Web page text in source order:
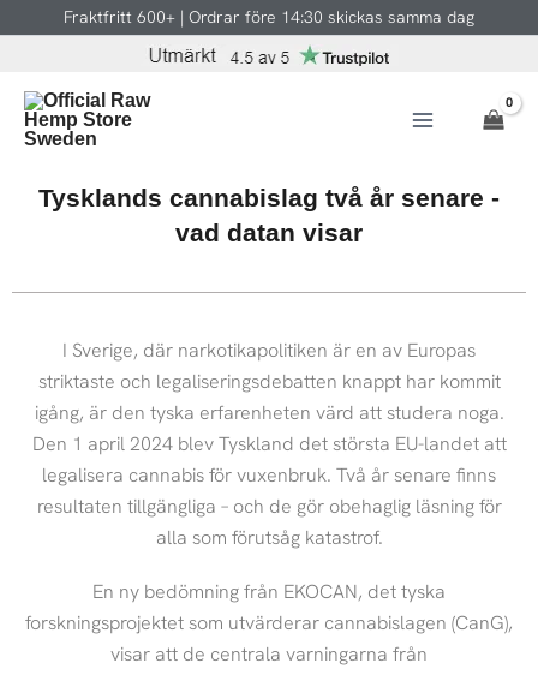
Fraktfritt 600+ | Ordrar före 14:30 skickas samma dag
Tysklands cannabislag två år senare -
vad datan visar
I Sverige, där narkotikapolitiken är en av Europas
striktaste och legaliseringsdebatten knappt har kommit
igång, är den tyska erfarenheten värd att studera noga.
Den 1 april 2024 blev Tyskland det största EU-landet att
legalisera cannabis för vuxenbruk. Två år senare finns
resultaten tillgängliga – och de gör obehaglig läsning för
alla som förutsåg katastrof.
En ny bedömning från EKOCAN, det tyska
forskningsprojektet som utvärderar cannabislagen (CanG),
visar att de centrala varningarna från